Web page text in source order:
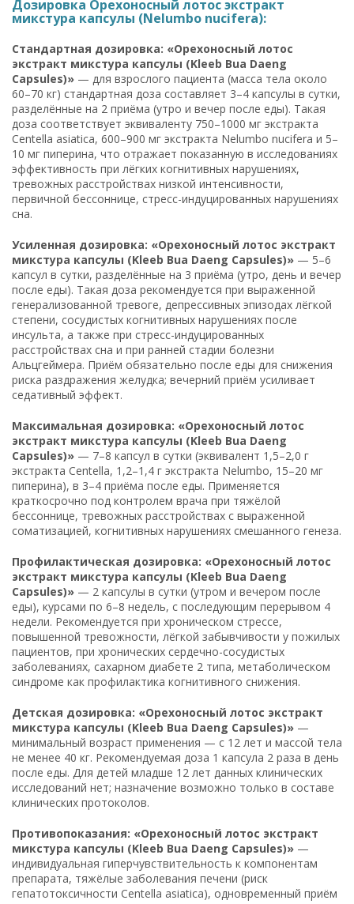
Дозировка Орехоносный лотос экстракт
микстура капсулы (Nelumbo nucifera):
Стандартная дозировка: «Орехоносный лотос
экстракт микстура капсулы (Kleeb Bua Daeng
Capsules)» — для взрослого пациента (масса тела около
60–70 кг) стандартная доза составляет 3–4 капсулы в сутки,
разделённые на 2 приёма (утро и вечер после еды). Такая
доза соответствует эквиваленту 750–1000 мг экстракта
Centella asiatica, 600–900 мг экстракта Nelumbo nucifera и 5–
10 мг пиперина, что отражает показанную в исследованиях
эффективность при лёгких когнитивных нарушениях,
тревожных расстройствах низкой интенсивности,
первичной бессоннице, стресс-индуцированных нарушениях
сна.
Усиленная дозировка: «Орехоносный лотос экстракт
микстура капсулы (Kleeb Bua Daeng Capsules)» — 5–6
капсул в сутки, разделённые на 3 приёма (утро, день и вечер
после еды). Такая доза рекомендуется при выраженной
генерализованной тревоге, депрессивных эпизодах лёгкой
степени, сосудистых когнитивных нарушениях после
инсульта, а также при стресс-индуцированных
расстройствах сна и при ранней стадии болезни
Альцгеймера. Приём обязательно после еды для снижения
риска раздражения желудка; вечерний приём усиливает
седативный эффект.
Максимальная дозировка: «Орехоносный лотос
экстракт микстура капсулы (Kleeb Bua Daeng
Capsules)» — 7–8 капсул в сутки (эквивалент 1,5–2,0 г
экстракта Centella, 1,2–1,4 г экстракта Nelumbo, 15–20 мг
пиперина), в 3–4 приёма после еды. Применяется
краткосрочно под контролем врача при тяжёлой
бессоннице, тревожных расстройствах с выраженной
соматизацией, когнитивных нарушениях смешанного генеза.
Профилактическая дозировка: «Орехоносный лотос
экстракт микстура капсулы (Kleeb Bua Daeng
Capsules)» — 2 капсулы в сутки (утром и вечером после
еды), курсами по 6–8 недель, с последующим перерывом 4
недели. Рекомендуется при хроническом стрессе,
повышенной тревожности, лёгкой забывчивости у пожилых
пациентов, при хронических сердечно-сосудистых
заболеваниях, сахарном диабете 2 типа, метаболическом
синдроме как профилактика когнитивного снижения.
Детская дозировка: «Орехоносный лотос экстракт
микстура капсулы (Kleeb Bua Daeng Capsules)» —
минимальный возраст применения — с 12 лет и массой тела
не менее 40 кг. Рекомендуемая доза 1 капсула 2 раза в день
после еды. Для детей младше 12 лет данных клинических
исследований нет; назначение возможно только в составе
клинических протоколов.
Противопоказания: «Орехоносный лотос экстракт
микстура капсулы (Kleeb Bua Daeng Capsules)» —
индивидуальная гиперчувствительность к компонентам
препарата, тяжёлые заболевания печени (риск
гепатотоксичности Centella asiatica), одновременный приём